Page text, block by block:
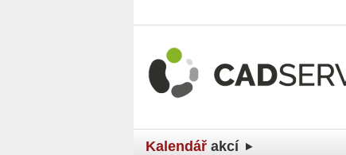
Kalendář akcí